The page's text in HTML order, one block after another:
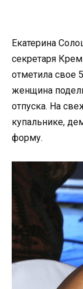
Екатерина
секретаря
отметила свое
женщина
отпуска. На
купальнике,
форму.